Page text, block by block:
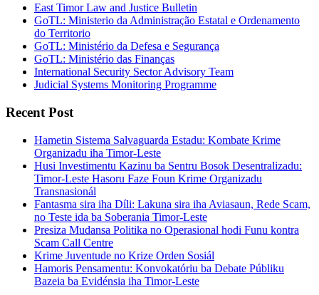
East Timor Law and Justice Bulletin
GoTL: Ministerio da Administração Estatal e Ordenamento
do Territorio
GoTL: Ministério da Defesa e Segurança
GoTL: Ministério das Finanças
International Security Sector Advisory Team
Judicial Systems Monitoring Programme
Recent Post
Hametin Sistema Salvaguarda Estadu: Kombate Krime
Organizadu iha Timor-Leste
Husi Investimentu Kazinu ba Sentru Bosok Desentralizadu:
Timor-Leste Hasoru Faze Foun Krime Organizadu
Transnasionál
Fantasma sira iha Díli: Lakuna sira iha Aviasaun, Rede Scam,
no Teste ida ba Soberania Timor-Leste
Presiza Mudansa Politika no Operasional hodi Funu kontra
Scam Call Centre
Krime Juventude no Krize Orden Sosiál
Hamoris Pensamentu: Konvokatóriu ba Debate Públiku
Bazeia ba Evidénsia iha Timor-Leste